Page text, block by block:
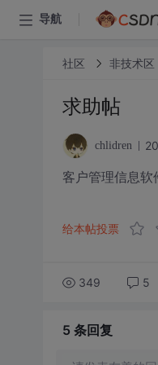
导航
社区 非技术区
求助帖
chlidren
客户管理信息软
给本帖投票
349 5
5 条回复